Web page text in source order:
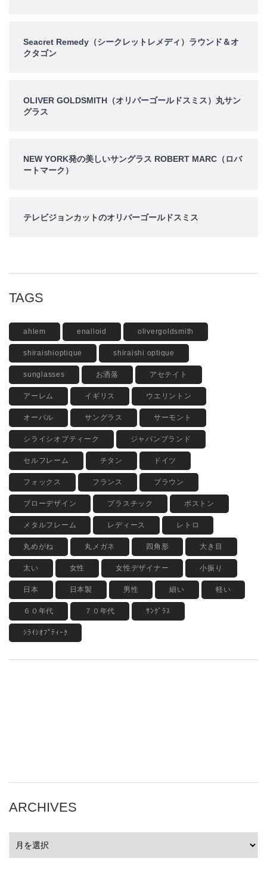
Seacret Remedy（シークレットレメディ）ラウンド＆オ
クタゴン
OLIVER GOLDSMITH（オリバーゴールドスミス）丸サン
グラス
NEW YORK発の美しいサングラス ROBERT MARC（ロバ
ートマーク）
テレビジョンカットのオリバーゴールドスミス
TAGS
ahlem enalloid olivergoldsmith
shiraishioptique shiraishi optique
sunglasses お洒落 アセテイト
アーレム イギリス ウエリントン
オーバル サングラス サーモント
シライシオプティーク ジャパンブランド
セルフレーム チタン ドイツ
フォックス フランス ブラウン
ブローデザイン プラスチック ボストン
メタルフレーム レディース レトロ
丸めがね 丸メガネ 四角形 大き目
太い 女性 女性デザイナー 小振り
日本 日本製 男性 細い 軽い
６０年代 ７０年代 ｻﾝｸﾞﾗｽ
ｼﾗｲｼｵﾌﾟﾃｨｰｸ
ARCHIVES